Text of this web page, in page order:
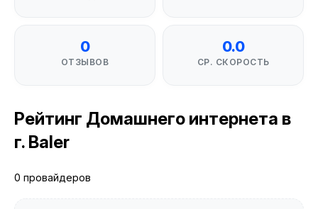
0
ОТЗЫВОВ
0.0
СР. СКОРОСТЬ
Рейтинг Домашнего интернета в
г. Baler
0 провайдеров